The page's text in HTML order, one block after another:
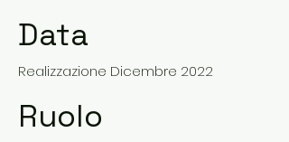
Data
Realizzazione Dicembre 2022
Ruolo